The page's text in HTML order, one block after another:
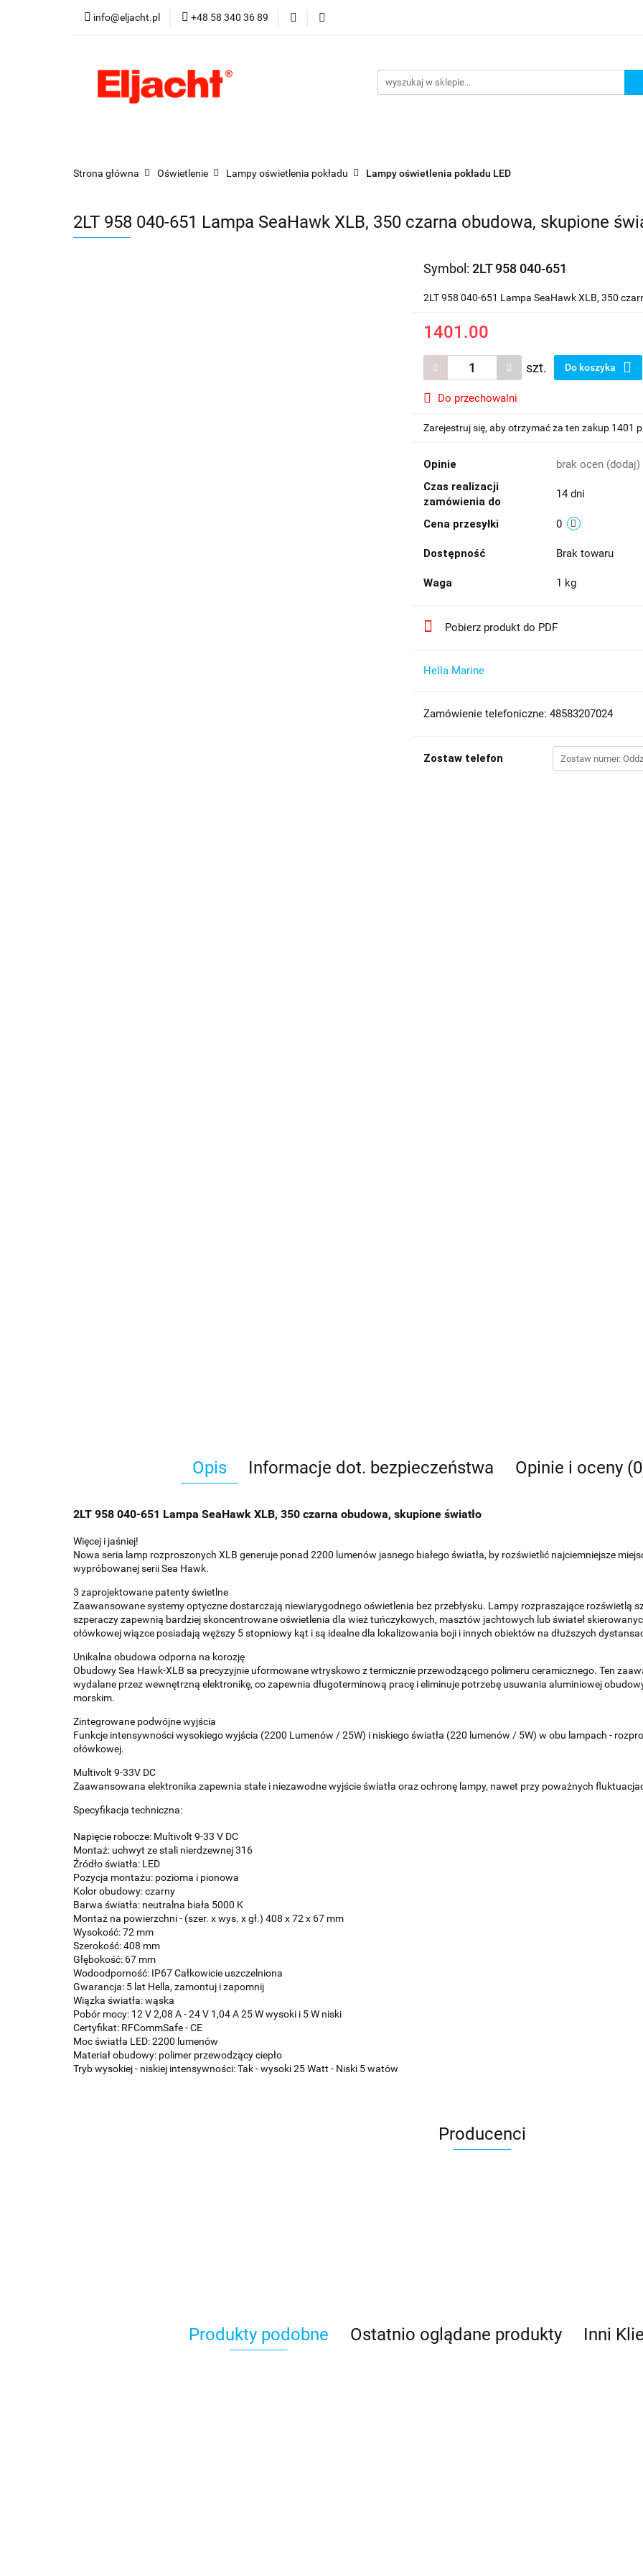
info@eljacht.pl +48 58 340 36 89
Kategorie Promocje
Strona główna Oświetlenie Lampy oświetlenia pokładu Lampy oświetlenia pokładu LED
2LT 958 040-651 Lampa SeaHawk XLB, 350 czarna obudowa, skupione
Symbol: 2LT 958 040-651
2LT 958 040-651 Lampa SeaHawk XLB, 350
1401.00
szt. Do koszyka
Do przechowalni
Zarejestruj się, aby otrzymać za ten zakup 1401
Opinie brak ocen (dodaj)
Czas realizacji
zamówienia do
14 dni
Cena przesyłki 0
Dostępność Brak towaru
Waga 1 kg
Pobierz produkt do PDF
Hella Marine
Zamówienie telefoniczne: 48583207024
Zostaw telefon
Opis Informacje dot. bezpieczeństwa Opinie i oceny
2LT 958 040-651 Lampa SeaHawk XLB, 350 czarna obudowa, skupione światło
Więcej i jaśniej!
Nowa seria lamp rozproszonych XLB generuje ponad 2200 lumenów jasnego białego światła, by rozświetlić najciemniejsze
wypróbowanej serii Sea Hawk.
3 zaprojektowane patenty świetlne
Zaawansowane systemy optyczne dostarczają niewiarygodnego oświetlenia bez przebłysku. Lampy rozpraszające rozświetlą
szperaczy zapewnią bardziej skoncentrowane oświetlenia dla wież tuńczykowych, masztów jachtowych lub świateł
ołówkowej wiązce posiadają węższy 5 stopniowy kąt i są idealne dla lokalizowania boji i innych obiektów na dłuższych
Unikalna obudowa odporna na korozję
Obudowy Sea Hawk-XLB sa precyzyjnie uformowane wtryskowo z termicznie przewodzącego polimeru ceramicznego. Ten
wydalane przez wewnętrzną elektronikę, co zapewnia długoterminową pracę i eliminuje potrzebę usuwania aluminiowej
morskim.
Zintegrowane podwójne wyjścia
Funkcje intensywności wysokiego wyjścia (2200 Lumenów / 25W) i niskiego światła (220 lumenów / 5W) w obu lampach -
ołówkowej.
Multivolt 9-33V DC
Zaawansowana elektronika zapewnia stałe i niezawodne wyjście światła oraz ochronę lampy, nawet przy poważnych
Specyfikacja techniczna:
Napięcie robocze: Multivolt 9-33 V DC
Montaż: uchwyt ze stali nierdzewnej 316
Źródło światła: LED
Pozycja montażu: pozioma i pionowa
Kolor obudowy: czarny
Barwa światła: neutralna biała 5000 K
Montaż na powierzchni - (szer. x wys. x gł.) 408 x 72 x 67 mm
Wysokość: 72 mm
Szerokość: 408 mm
Głębokość: 67 mm
Wodoodporność: IP67 Całkowicie uszczelniona
Gwarancja: 5 lat Hella, zamontuj i zapomnij
Wiązka światła: wąska
Pobór mocy: 12 V 2,08 A - 24 V 1,04 A 25 W wysoki i 5 W niski
Certyfikat: RFCommSafe - CE
Moc światła LED: 2200 lumenów
Materiał obudowy: polimer przewodzący ciepło
Tryb wysokiej - niskiej intensywności: Tak - wysoki 25 Watt - Niski 5 watów
Producenci
Produkty podobne Ostatnio oglądane produkty Inni